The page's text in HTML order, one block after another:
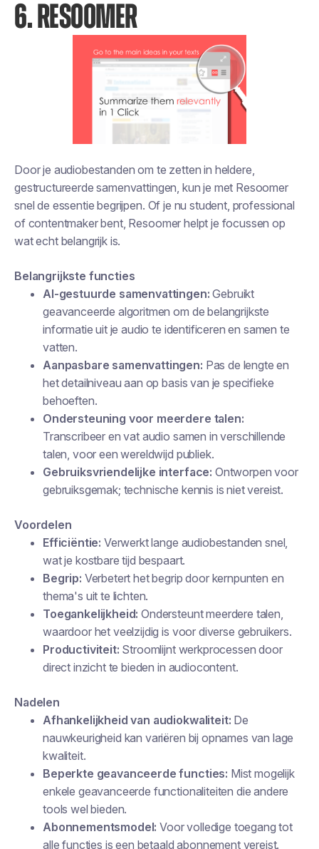
6. RESOOMER
Door je audiobestanden om te zetten in heldere,
gestructureerde samenvattingen, kun je met Resoomer
snel de essentie begrijpen. Of je nu student, professional
of contentmaker bent, Resoomer helpt je focussen op
wat echt belangrijk is.
Belangrijkste functies
AI-gestuurde samenvattingen: Gebruikt
geavanceerde algoritmen om de belangrijkste
informatie uit je audio te identificeren en samen te
vatten.
Aanpasbare samenvattingen: Pas de lengte en
het detailniveau aan op basis van je specifieke
behoeften.
Ondersteuning voor meerdere talen:
Transcribeer en vat audio samen in verschillende
talen, voor een wereldwijd publiek.
Gebruiksvriendelijke interface: Ontworpen voor
gebruiksgemak; technische kennis is niet vereist.
Voordelen
Efficiëntie: Verwerkt lange audiobestanden snel,
wat je kostbare tijd bespaart.
Begrip: Verbetert het begrip door kernpunten en
thema's uit te lichten.
Toegankelijkheid: Ondersteunt meerdere talen,
waardoor het veelzijdig is voor diverse gebruikers.
Productiviteit: Stroomlijnt werkprocessen door
direct inzicht te bieden in audiocontent.
Nadelen
Afhankelijkheid van audiokwaliteit: De
nauwkeurigheid kan variëren bij opnames van lage
kwaliteit.
Beperkte geavanceerde functies: Mist mogelijk
enkele geavanceerde functionaliteiten die andere
tools wel bieden.
Abonnementsmodel: Voor volledige toegang tot
alle functies is een betaald abonnement vereist.​